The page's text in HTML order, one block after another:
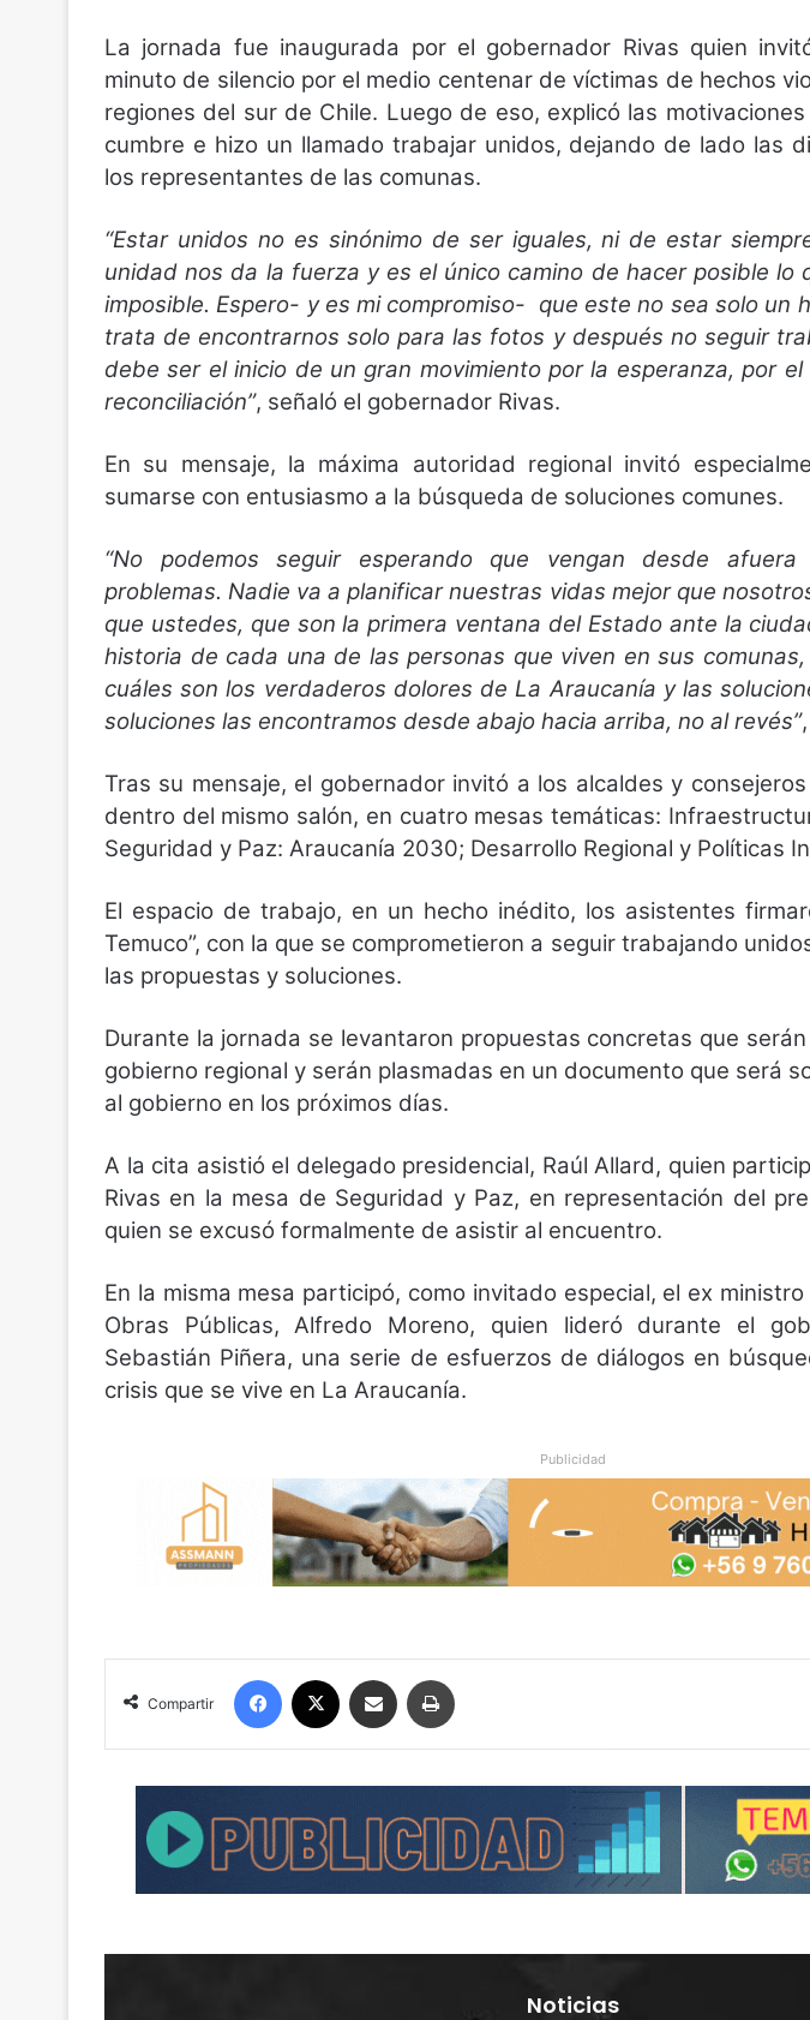
La jornada fue inaugurada por el gobernador Rivas quien
minuto de silencio por el medio centenar de víctimas de hechos
regiones del sur de Chile. Luego de eso, explicó las
cumbre e hizo un llamado trabajar unidos, dejando de lado las
los representantes de las comunas.
“Estar unidos no es sinónimo de ser iguales, ni de estar
unidad nos da la fuerza y es el único camino de hacer posible lo
imposible. Espero- y es mi compromiso- que este no sea solo un
trata de encontrarnos solo para las fotos y después no seguir
debe ser el inicio de un gran movimiento por la esperanza, por
reconciliación”, señaló el gobernador Rivas.
En su mensaje, la máxima autoridad regional invitó
sumarse con entusiasmo a la búsqueda de soluciones comunes.
“No podemos seguir esperando que vengan desde
problemas. Nadie va a planificar nuestras vidas mejor que
que ustedes, que son la primera ventana del Estado ante la
historia de cada una de las personas que viven en sus
cuáles son los verdaderos dolores de La Araucanía y las
soluciones las encontramos desde abajo hacia arriba, no al revés”
Tras su mensaje, el gobernador invitó a los alcaldes y
dentro del mismo salón, en cuatro mesas temáticas:
Seguridad y Paz: Araucanía 2030; Desarrollo Regional y Políticas
El espacio de trabajo, en un hecho inédito, los asistentes
Temuco”, con la que se comprometieron a seguir trabajando
las propuestas y soluciones.
Durante la jornada se levantaron propuestas concretas que
gobierno regional y serán plasmadas en un documento que será
al gobierno en los próximos días.
A la cita asistió el delegado presidencial, Raúl Allard, quien
Rivas en la mesa de Seguridad y Paz, en representación del
quien se excusó formalmente de asistir al encuentro.
En la misma mesa participó, como invitado especial, el ex
Obras Públicas, Alfredo Moreno, quien lideró durante el
Sebastián Piñera, una serie de esfuerzos de diálogos en
crisis que se vive en La Araucanía.
Publicidad
Compartir
Noticias